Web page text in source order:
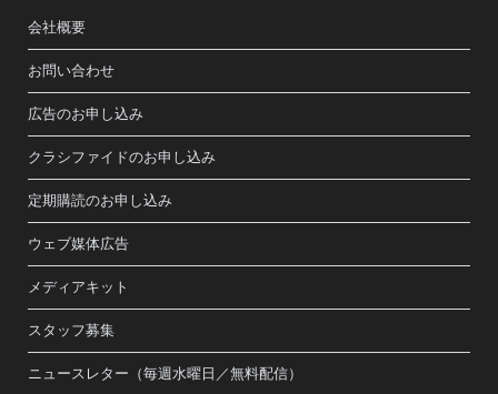
会社概要
お問い合わせ
広告のお申し込み
クラシファイドのお申し込み
定期購読のお申し込み
ウェブ媒体広告
メディアキット
スタッフ募集
ニュースレター（毎週水曜日／無料配信）